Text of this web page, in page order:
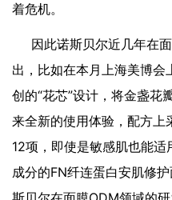
着危机。
因此诺斯贝尔近几年在
出，比如在本月上海美博会
创的“花芯”设计，将金盏花
来全新的使用体验，配方上
12项，即使是敏感肌也能
成分的FN纤连蛋白安肌修